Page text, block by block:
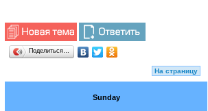
Поделиться…
На страницу
Sunday